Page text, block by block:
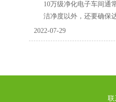
10万级净化电子车间通常适
洁净度以外，还要确保
2022-07-29
联